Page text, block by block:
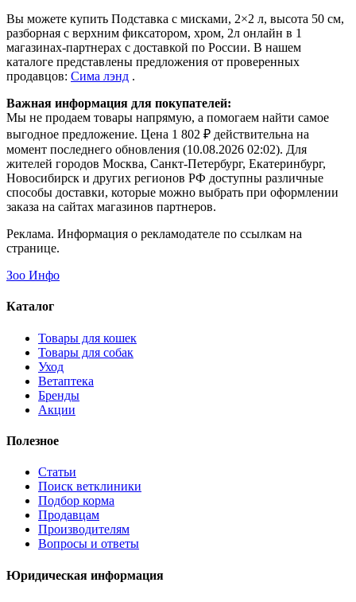
Вы можете купить Подставка с мисками, 2×2 л, высота 50 см,
разборная с верхним фиксатором, хром, 2л онлайн в 1
магазинах-партнерах с доставкой по России. В нашем
каталоге представлены предложения от проверенных
продавцов: Сима лэнд .
Важная информация для покупателей:
Мы не продаем товары напрямую, а помогаем найти самое
выгодное предложение. Цена 1 802 ₽ действительна на
момент последнего обновления (10.08.2026 02:02). Для
жителей городов Москва, Санкт-Петербург, Екатеринбург,
Новосибирск и других регионов РФ доступны различные
способы доставки, которые можно выбрать при оформлении
заказа на сайтах магазинов партнеров.
Реклама. Информация о рекламодателе по ссылкам на
странице.
Зоо Инфо
Каталог
Товары для кошек
Товары для собак
Уход
Ветаптека
Бренды
Акции
Полезное
Статьи
Поиск ветклиники
Подбор корма
Продавцам
Производителям
Вопросы и ответы
Юридическая информация